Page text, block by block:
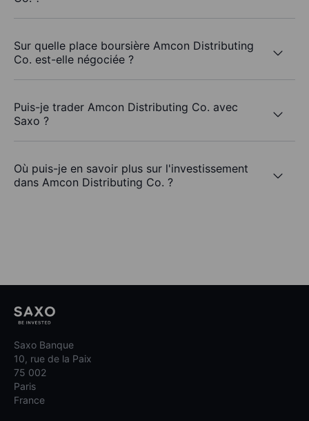
Sur quelle place boursière Amcon Distributing
Co. est-elle négociée ?
Puis-je trader Amcon Distributing Co. avec
Saxo ?
Où puis-je en savoir plus sur l'investissement
dans Amcon Distributing Co. ?
Saxo Banque
10, rue de la Paix
75 002
Paris
France